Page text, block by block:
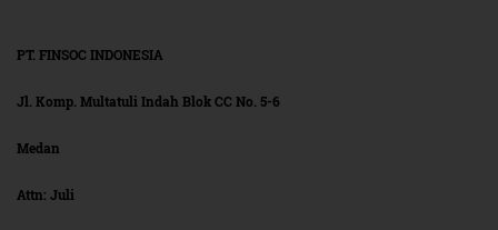
PT. FINSOC INDONESIA
Jl. Komp. Multatuli Indah Blok CC No. 5-6
Medan
Attn: Juli